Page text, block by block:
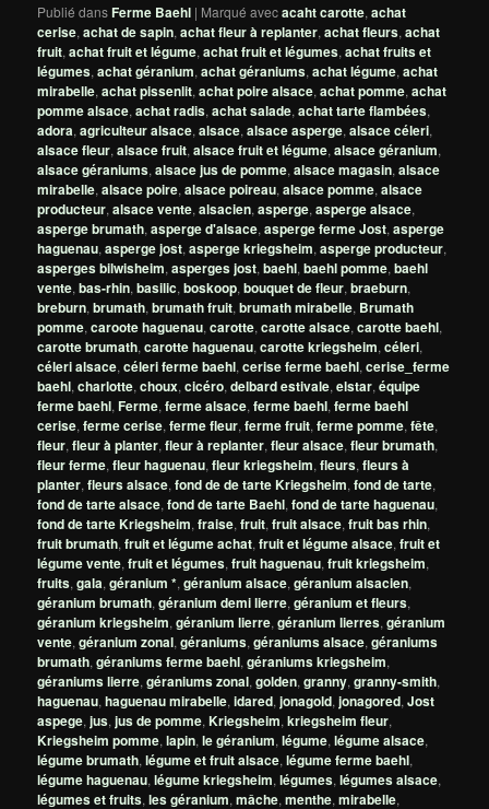
Publié dansFerme Baehl | Marqué avecacaht carotte,achat
cerise,achat de sapin,achat fleur à replanter,achat fleurs,achat
fruit,achat fruit et légume,achat fruit et légumes,achat fruits et
légumes,achat géranium,achat géraniums,achat légume,achat
mirabelle,achat pissenlit,achat poire alsace,achat pomme,achat
pomme alsace,achat radis,achat salade,achat tarte flambées,
adora,agriculteur alsace,alsace,alsace asperge,alsace céleri,
alsace fleur,alsace fruit,alsace fruit et légume,alsace géranium,
alsace géraniums,alsace jus de pomme,alsace magasin,alsace
mirabelle,alsace poire,alsace poireau,alsace pomme,alsace
producteur,alsace vente,alsacien,asperge,asperge alsace,
asperge brumath,asperge d'alsace,asperge ferme Jost,asperge
haguenau,asperge jost,asperge kriegsheim,asperge producteur,
asperges bilwisheim,asperges jost,baehl,baehl pomme,baehl
vente,bas-rhin,basilic,boskoop,bouquet de fleur,braeburn,
breburn,brumath,brumath fruit,brumath mirabelle, Brumath
pomme,caroote haguenau,carotte,carotte alsace,carotte baehl,
carotte brumath,carotte haguenau,carotte kriegsheim,céleri,
céleri alsace,céleri ferme baehl,cerise ferme baehl,cerise_ferme
baehl,charlotte,choux,cicéro,delbard estivale,elstar,équipe
ferme baehl,Ferme,ferme alsace,ferme baehl,ferme baehl
cerise,ferme cerise,ferme fleur,ferme fruit,ferme pomme,fête,
fleur,fleur à planter,fleur à replanter,fleur alsace,fleur brumath,
fleur ferme,fleur haguenau,fleur kriegsheim,fleurs,fleurs à
planter,fleurs alsace,fond de de tarte Kriegsheim,fond de tarte,
fond de tarte alsace,fond de tarte Baehl,fond de tarte haguenau,
fond de tarte Kriegsheim,fraise,fruit,fruit alsace,fruit bas rhin,
fruit brumath,fruit et légume achat,fruit et légume alsace,fruit et
légume vente,fruit et légumes,fruit haguenau,fruit kriegsheim,
fruits,gala,géranium *,géranium alsace,géranium alsacien,
géranium brumath,géranium demi lierre,géranium et fleurs,
géranium kriegsheim,géranium lierre,géranium lierres,géranium
vente,géranium zonal,géraniums,géraniums alsace,géraniums
brumath,géraniums ferme baehl,géraniums kriegsheim,
géraniums lierre,géraniums zonal,golden,granny,granny-smith,
haguenau,haguenau mirabelle,idared,jonagold,jonagored,Jost
aspege,jus,jus de pomme,Kriegsheim,kriegsheim fleur,
Kriegsheim pomme,lapin,le géranium,légume,légume alsace,
légume brumath,légume et fruit alsace,légume ferme baehl,
légume haguenau,légume kriegsheim,légumes,légumes alsace,
légumes et fruits,les géranium,mâche,menthe,mirabelle,